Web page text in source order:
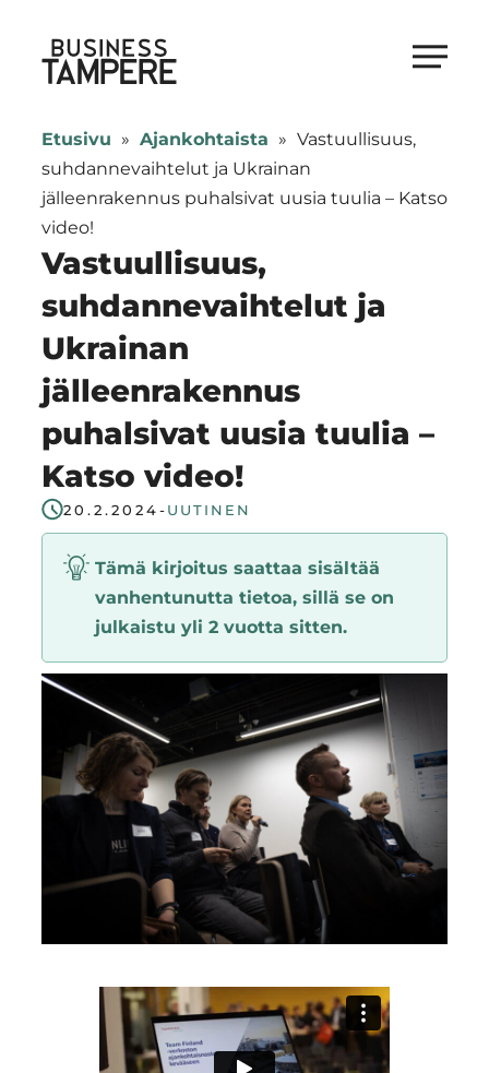
suoraan
sisältöön
Business Tampere
Tampere
supports
talents,
investors
and
entrepreneurs
in
making
smooth
start
Tampere
Region
Etusivu » Ajankohtaista » Vastuullisuus,
suhdannevaihtelut ja Ukrainan
jälleenrakennus puhalsivat uusia tuulia – Katso
video!
Vastuullisuus,
suhdannevaihtelut ja
Ukrainan
jälleenrakennus
puhalsivat uusia tuulia –
Katso video!
20.2.2024-UUTINEN
Tämä kirjoitus saattaa sisältää
vanhentunutta tietoa, sillä se on
julkaistu yli 2 vuotta sitten.